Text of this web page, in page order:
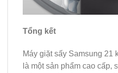
Tổng kết
Máy giặt sấy Samsung 21
là một sản phẩm cao cấp,